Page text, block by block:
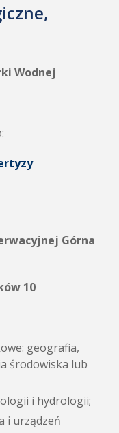
Wodnej
Górna
10
geografia,
środowiska lub
i hydrologii;
i urządzeń